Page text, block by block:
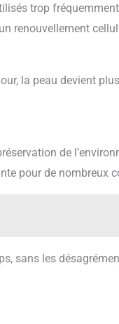
trop
renouvellement
la peau devient
de
pour de nombreux
sans les